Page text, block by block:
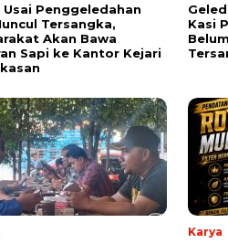
Usai Penggeledahan
Tersangka,
Akan Bawa
Sapi ke Kantor Kejari
Kasi
Karya